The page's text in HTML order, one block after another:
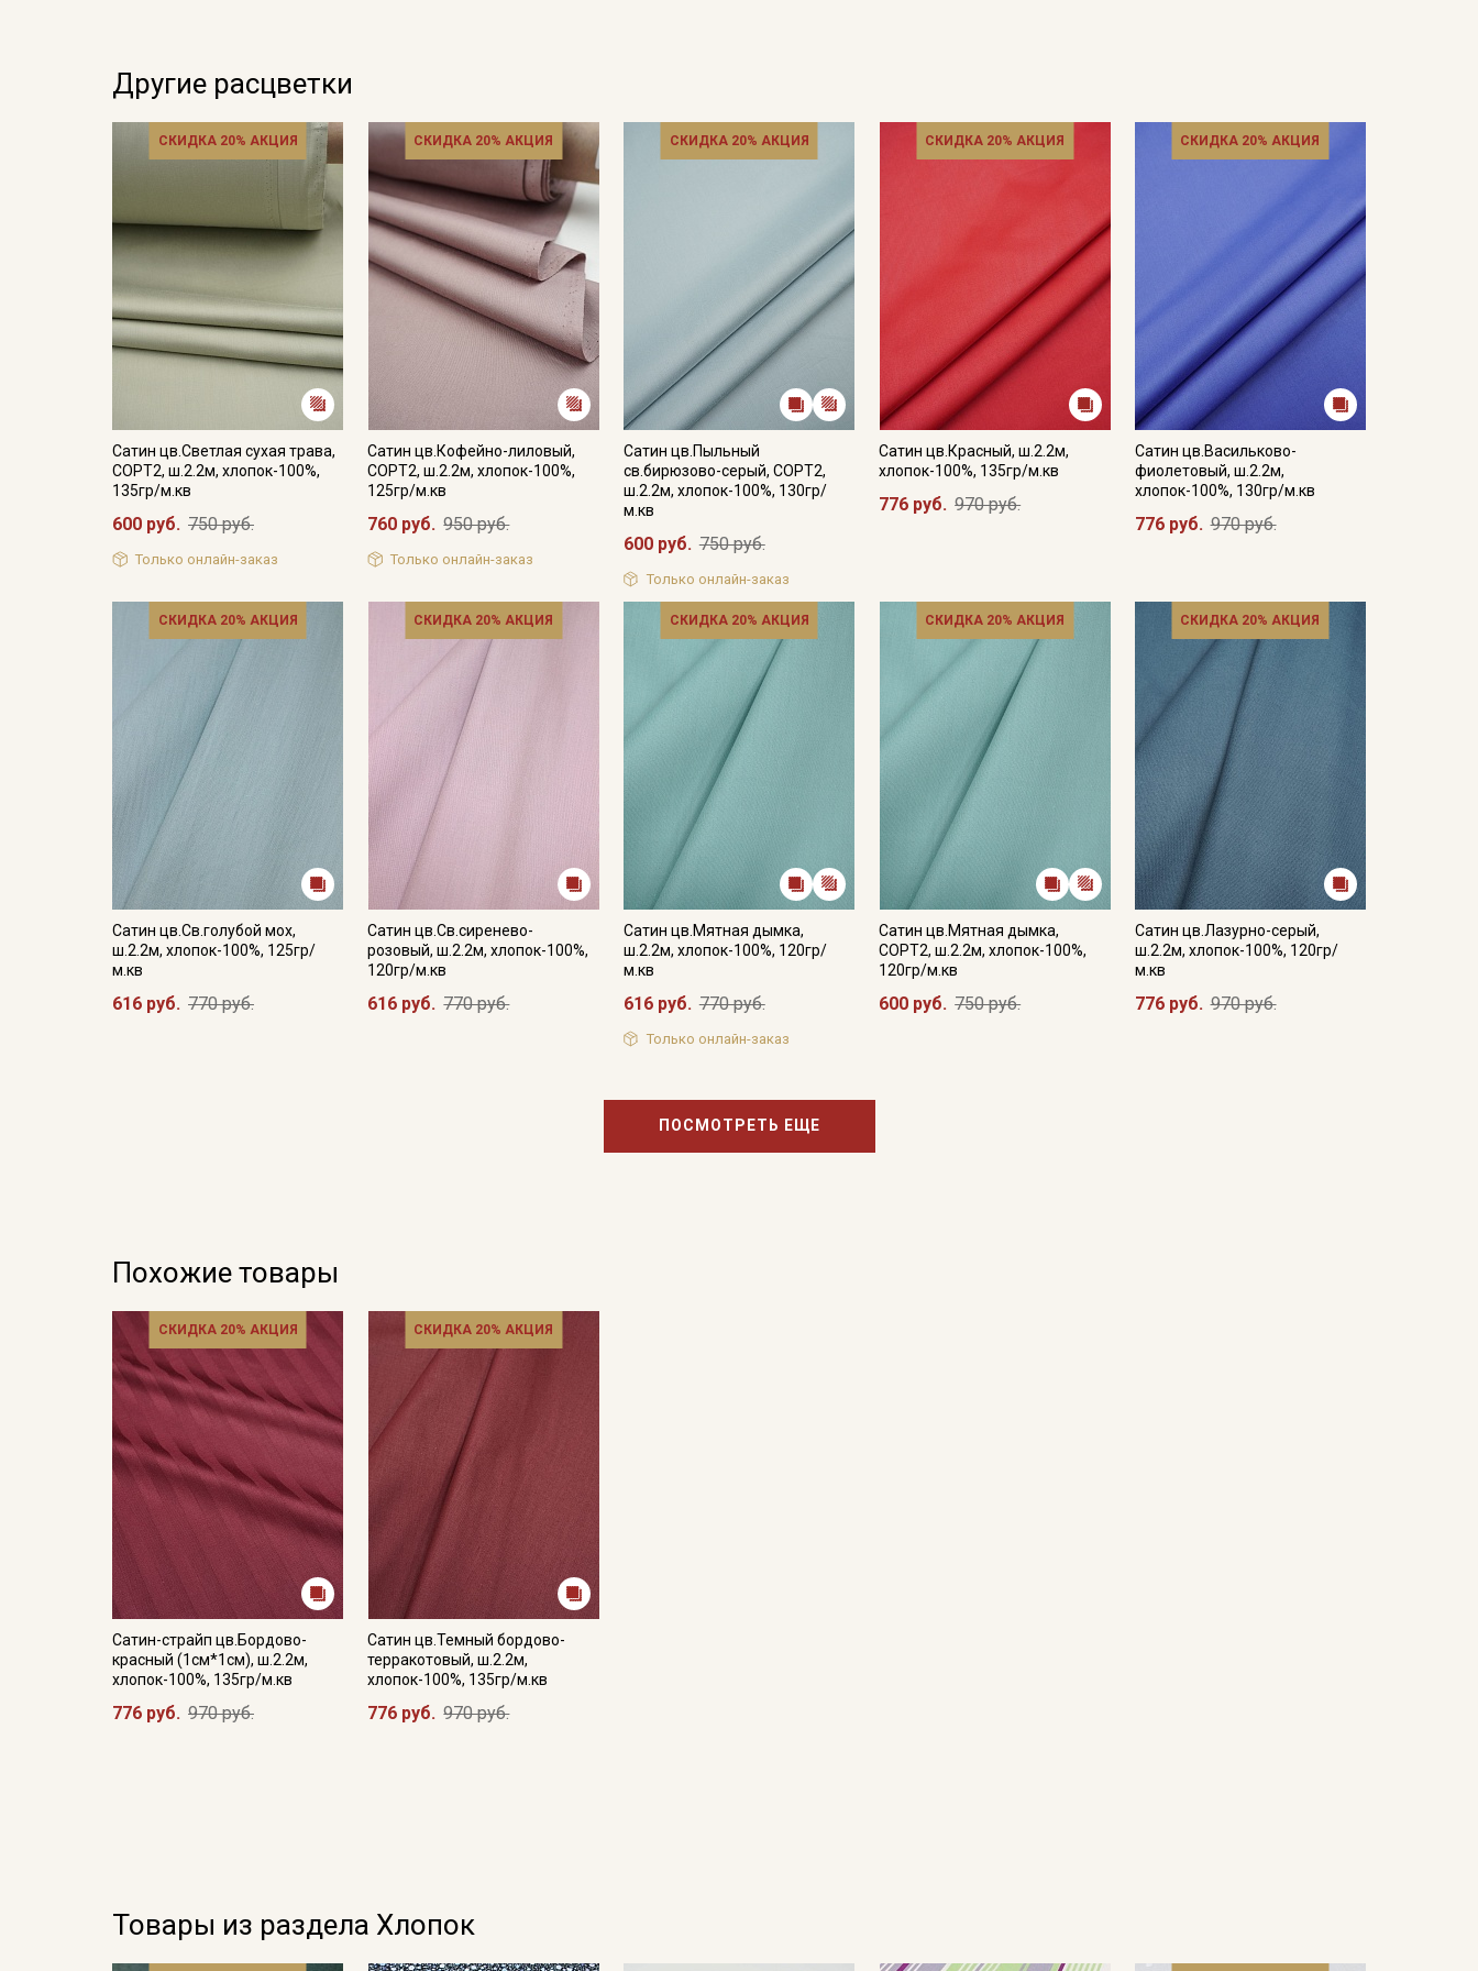
Другие расцветки
СКИДКА 20% АКЦИЯ
Сатин цв.Светлая сухая трава,
СОРТ2, ш.2.2м, хлопок-100%,
135гр/м.кв
600 руб. 750 руб.
Только онлайн-заказ
СКИДКА 20% АКЦИЯ
Сатин цв.Кофейно-лиловый,
СОРТ2, ш.2.2м, хлопок-100%,
125гр/м.кв
760 руб. 950 руб.
Только онлайн-заказ
СКИДКА 20% АКЦИЯ
Сатин цв.Пыльный
св.бирюзово-серый, СОРТ2,
ш.2.2м, хлопок-100%, 130гр/
м.кв
600 руб. 750 руб.
Только онлайн-заказ
СКИДКА 20% АКЦИЯ
Сатин цв.Красный, ш.2.2м,
хлопок-100%, 135гр/м.кв
776 руб. 970 руб.
СКИДКА 20% АКЦИЯ
Сатин цв.Васильково-
фиолетовый, ш.2.2м,
хлопок-100%, 130гр/м.кв
776 руб. 970 руб.
СКИДКА 20% АКЦИЯ
Сатин цв.Св.голубой мох,
ш.2.2м, хлопок-100%, 125гр/
м.кв
616 руб. 770 руб.
СКИДКА 20% АКЦИЯ
Сатин цв.Св.сиренево-
розовый, ш.2.2м, хлопок-100%,
120гр/м.кв
616 руб. 770 руб.
СКИДКА 20% АКЦИЯ
Сатин цв.Мятная дымка,
ш.2.2м, хлопок-100%, 120гр/
м.кв
616 руб. 770 руб.
Только онлайн-заказ
СКИДКА 20% АКЦИЯ
Сатин цв.Мятная дымка,
СОРТ2, ш.2.2м, хлопок-100%,
120гр/м.кв
600 руб. 750 руб.
СКИДКА 20% АКЦИЯ
Сатин цв.Лазурно-серый,
ш.2.2м, хлопок-100%, 120гр/
м.кв
776 руб. 970 руб.
ПОСМОТРЕТЬ ЕЩЕ
Похожие товары
СКИДКА 20% АКЦИЯ
Сатин-страйп цв.Бордово-
красный (1см*1см), ш.2.2м,
хлопок-100%, 135гр/м.кв
776 руб. 970 руб.
СКИДКА 20% АКЦИЯ
Сатин цв.Темный бордово-
терракотовый, ш.2.2м,
хлопок-100%, 135гр/м.кв
776 руб. 970 руб.
Товары из раздела Хлопок
Секретная рассылка от
Купава
Мы публикуем здесь дополнительные
промокоды и скидки до 30% на узкие
категории тканей
Электронная почта
Подписаться
Согласие на обработку персональных
Согласие на получение рекламных и
информационных рассылок